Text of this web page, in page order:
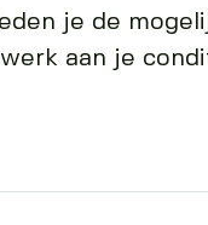
je de
aan je